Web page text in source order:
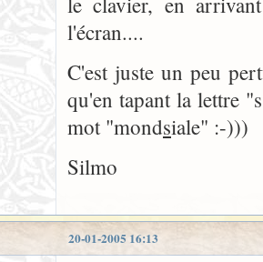
l'écran....
C'est juste un peu
qu'en tapant la lettre
mot "mondsiale" :-)))
Silmo
20-01-2005 16:13